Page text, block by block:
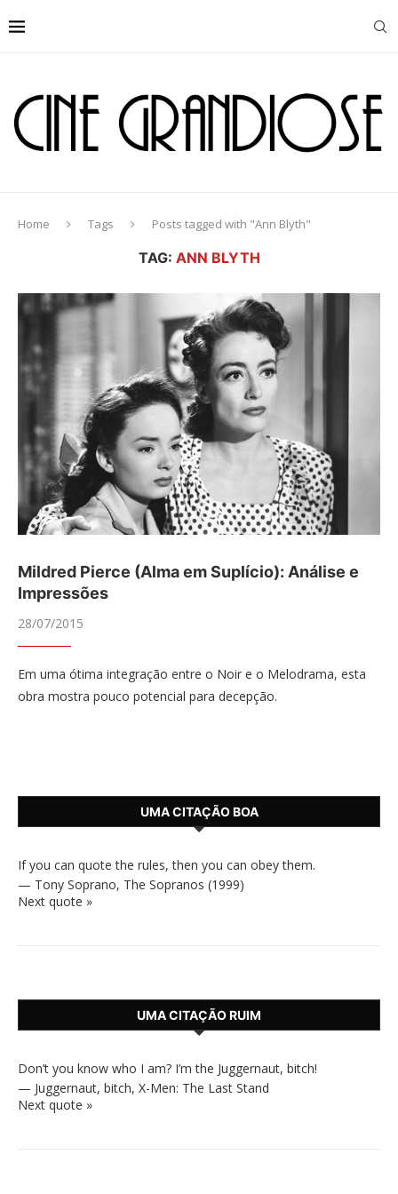
Home Tags Posts tagged with "Ann Blyth"
TAG: ANN BLYTH
Mildred Pierce (Alma em Suplício): Análise e
Impressões
28/07/2015
Em uma ótima integração entre o Noir e o Melodrama, esta
obra mostra pouco potencial para decepção.
UMA CITAÇÃO BOA
If you can quote the rules, then you can obey them.
— Tony Soprano, The Sopranos (1999)
Next quote »
UMA CITAÇÃO RUIM
Don’t you know who I am? I’m the Juggernaut, bitch!
— Juggernaut, bitch, X-Men: The Last Stand
Next quote »